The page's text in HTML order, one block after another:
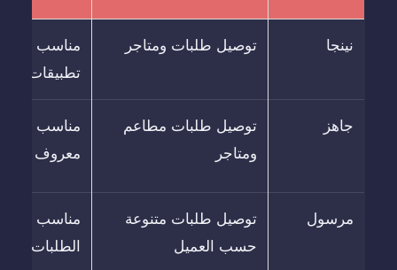
نينجا توصيل طلبات ومتاجر
مناسب
تطبيقات
جاهز
توصيل طلبات مطاعم
ومتاجر
مناسب
معروف
مرسول
توصيل طلبات متنوعة
حسب العميل
مناسب لمن
الطلبات